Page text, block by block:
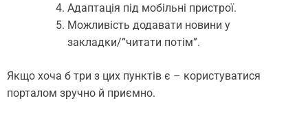
Адаптація під мобільні пристрої.
Можливість додавати новини у
закладки/”читати потім”.
Якщо хоча б три з цих пунктів є – користуватися
порталом зручно й приємно.